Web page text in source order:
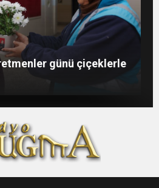
günü çiçeklerleGAÜN’de gri kod tatbikatı gerçeği
şekillendirecek olan
sizlersiniz”